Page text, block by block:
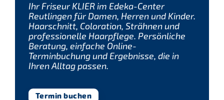
Ihr Friseur KLIER im Edeka-Center
Reutlingen für Damen, Herren und Kinder.
Haarschnitt, Coloration, Strähnen und
professionelle Haarpflege. Persönliche
Beratung, einfache Online-
Terminbuchung und Ergebnisse, die in
Ihren Alltag passen.
Termin buchen